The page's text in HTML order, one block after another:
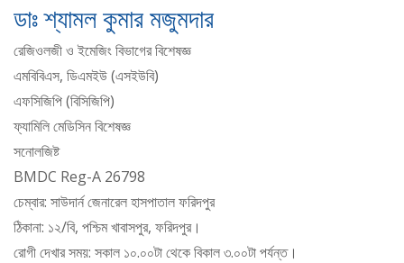
ডাঃ শ্যামল কুমার মজুমদার
রেজিওলজী ও ইমেজিং বিভাগের বিশেষজ্ঞ
এমবিবিএস, ডিএমইউ (এসইউবি)
এফসিজিপি (বিসিজিপি)
ফ্যামিলি মেডিসিন বিশেষজ্ঞ
সনোলজিষ্ট
BMDC Reg-A 26798
চেম্বার: সাউদার্ন জেনারেল হাসপাতাল ফরিদপুর
ঠিকানা: ১২/বি, পশ্চিম খাবাসপুর, ফরিদপুর।
রোগী দেখার সময়: সকাল ১০.০০টা থেকে বিকাল ৩.০০টা পর্যন্ত।